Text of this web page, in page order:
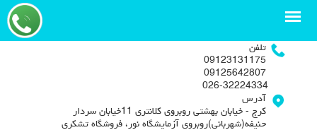
تلفن
09123131175
09125642807
آدرس
کرج - خیابان بهشتی روبروی کلانتری 11خیابان سردار
حنیفه(شهربانی)روبروی آزمایشگاه نور، فروشگاه تشکری